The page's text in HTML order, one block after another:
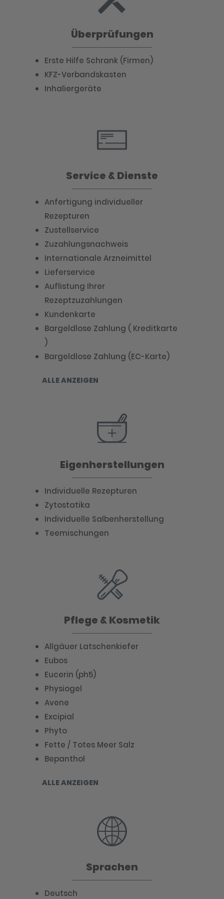
Überprüfungen
Erste Hilfe Schrank (Firmen)
KFZ-Verbandskasten
Inhaliergeräte
Service & Dienste
Anfertigung individueller
Rezepturen
Zustellservice
Zuzahlungsnachweis
Internationale Arzneimittel
Lieferservice
Auflistung Ihrer
Rezeptzuzahlungen
Kundenkarte
Bargeldlose Zahlung ( Kreditkarte
)
Bargeldlose Zahlung (EC-Karte)
ALLE ANZEIGEN
Eigenherstellungen
Individuelle Rezepturen
Zytostatika
Individuelle Salbenherstellung
Teemischungen
Pflege & Kosmetik
Allgäuer Latschenkiefer
Eubos
Eucerin (ph5)
Physiogel
Avene
Excipial
Phyto
Fette / Totes Meer Salz
Bepanthol
ALLE ANZEIGEN
Sprachen
Deutsch